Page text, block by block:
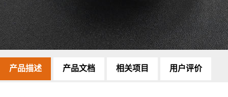
产品描述 产品文档 相关项目 用户评价